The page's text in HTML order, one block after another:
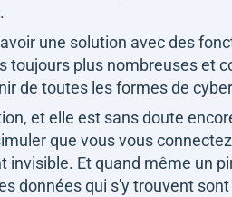
une solution avec des
toujours plus nombreuses et
de toutes les formes de
et elle est sans doute
que vous vous
invisible. Et quand même un
données qui s'y trouvent